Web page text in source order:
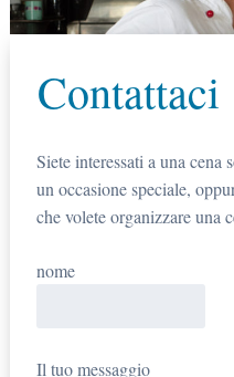
Contattaci
Siete interessati a una cena
un occasione speciale,
che volete organizzare una
nome
Il tuo messaggio